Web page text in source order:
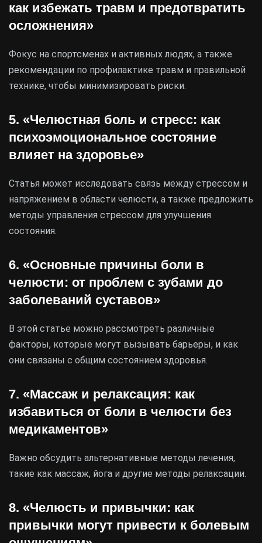
как избежать травм и предотвратить
осложнения»
Фокус на спортсменах и активных людях, а также
рекомендации по профилактике травм и правильной
технике, чтобы минимизировать риски.
5. «Челюстная боль и стресс: как
психоэмоциональное состояние
влияет на здоровье»
Статья может исследовать связь между стрессом и
напряжением в области челюсти, а также предложить
методы управления стрессом для улучшения
состояния.
6. «Основные причины боли в
челюсти: от проблем с зубами до
заболеваний суставов»
В этой статье можно рассмотреть различные
факторы, которые могут вызывать барьеры, и как
они связаны с общим состоянием здоровья.
7. «Массаж и релаксация: как
избавиться от боли в челюсти без
медикаментов»
Важно обсудить альтернативные методы лечения,
такие как массаж, йога и другие методы релаксации.
8. «Челюсть и привычки: как
привычки могут привести к болевым